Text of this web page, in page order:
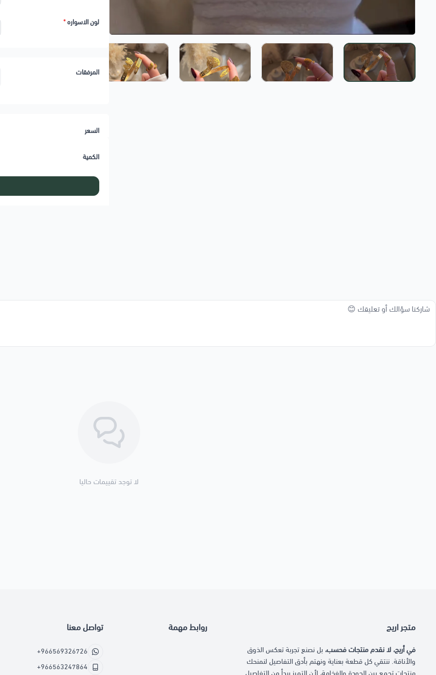
لون الاسواره*
المرفقات
السعر
الكمية
لا توجد تقييمات حاليا
متجر اريج
في أريج، لا نقدم منتجات فحسب، بل نصنع تجربة تعكس الذوق
والأناقة. ننتقي كل قطعة بعناية ونهتم بأدق التفاصيل لنمنحك
روابط مهمة تواصل معنا
+966569326726
+966563247864